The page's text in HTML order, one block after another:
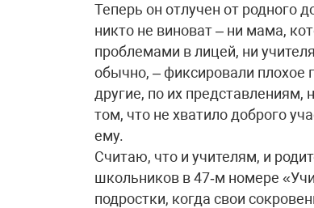
Теперь он отлучен от родного
никто не виноват – ни мама,
проблемами в лицей, ни
обычно, – фиксировали плохое
другие, по их
том, что не хватило доброго
ему.
Считаю, что и учителям, и
школьников в 47‑м номере
подростки, когда свои